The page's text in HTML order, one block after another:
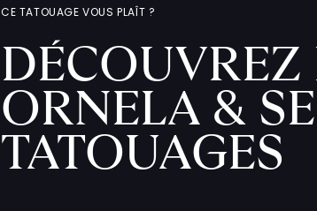
CE TATOUAGE VOUS PLAÎT ?
DÉCOUVREZ
ORNELA &
TATOUAGES